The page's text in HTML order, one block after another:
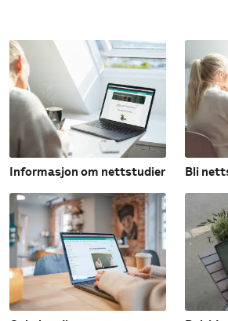
Informasjon om nettstudier Bli